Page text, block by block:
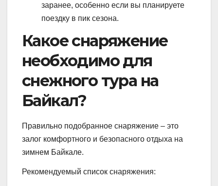
заранее, особенно если вы планируете
поездку в пик сезона.
Какое снаряжение
необходимо для
снежного тура на
Байкал?
Правильно подобранное снаряжение – это
залог комфортного и безопасного отдыха на
зимнем Байкале.
Рекомендуемый список снаряжения: